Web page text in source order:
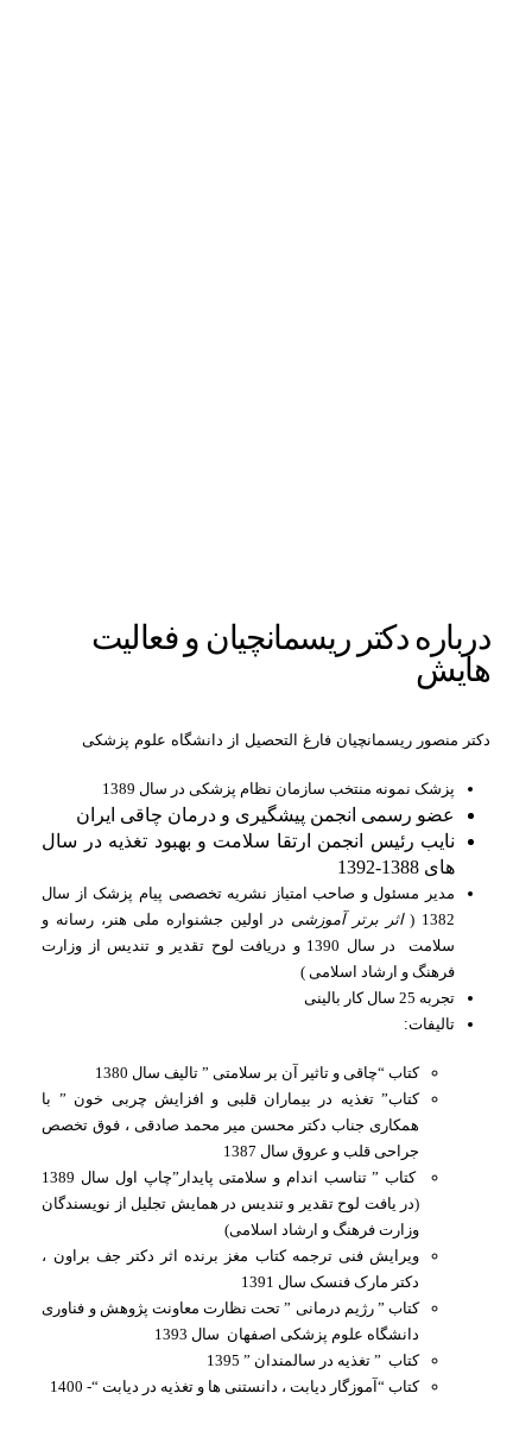
درباره دکتر ریسمانچیان و فعالیت
هایش
دکتر منصور ریسمانچیان فارغ التحصیل از دانشگاه علوم پزشکی
پزشک نمونه منتخب سازمان نظام پزشکی در سال 1389
عضو رسمی انجمن پیشگیری و درمان چاقی ایران
نایب رئیس انجمن ارتقا سلامت و بهبود تغذیه در سال
های 1388-1392
مدیر مسئول و صاحب امتیاز نشریه تخصصی پیام پزشک از سال
1382 (
اثر برتر آموزشی در اولین جشنواره ملی هنر، رسانه و
سلامت در سال 1390 و دریافت لوح تقدیر و تندیس از وزارت
فرهنگ و ارشاد اسلامی )
تجربه 25 سال کار بالینی
تالیفات:
کتاب “چاقی و تاثیر آن بر سلامتی ” تالیف سال 1380
کتاب” تغذیه در بیماران قلبی و افزایش چربی خون ” با
همکاری جناب دکتر محسن میر محمد صادقی ، فوق تخصص
جراحی قلب و عروق سال 1387
کتاب ” تناسب اندام و سلامتی پایدار”چاپ اول سال 1389
(در یافت لوح تقدیر و تندیس در همایش تجلیل از نویسندگان
وزارت فرهنگ و ارشاد اسلامی)
ویرایش فنی ترجمه کتاب مغز برنده اثر دکتر جف براون ،
دکتر مارک فنسک سال 1391
کتاب ” رژیم درمانی ” تحت نظارت معاونت پژوهش و فناوری
دانشگاه علوم پزشکی اصفهان سال 1393
کتاب ” تغذیه در سالمندان ” 1395
کتاب “آموزگار دیابت ، دانستنی ها و تغذیه در دیابت “- 1400